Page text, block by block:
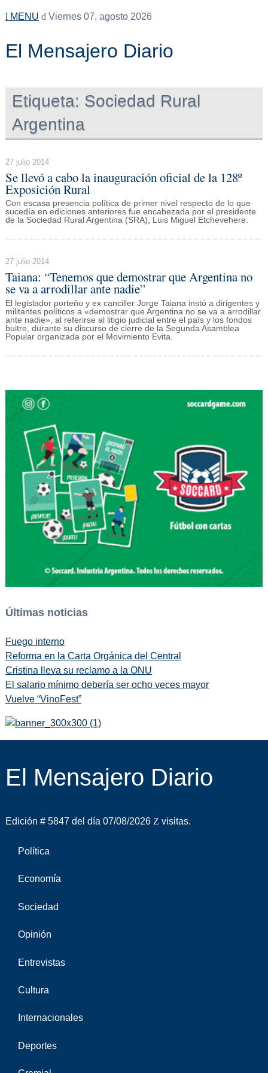
MENU Viernes 07, agosto 2026
El Mensajero Diario
Etiqueta: Sociedad Rural
Argentina
27 julio 2014
Se llevó a cabo la inauguración oficial de la 128º
Exposición Rural
Con escasa presencia política de primer nivel respecto de lo que
sucedía en ediciones anteriores fue encabezada por el presidente
de la Sociedad Rural Argentina (SRA), Luis Miguel Etchevehere.
27 julio 2014
Taiana: “Tenemos que demostrar que Argentina no
se va a arrodillar ante nadie”
El legislador porteño y ex canciller Jorge Taiana instó a dirigentes y
militantes políticos a «demostrar que Argentina no se va a arrodillar
ante nadie», al referirse al litigio judicial entre el país y los fondos
buitre, durante su discurso de cierre de la Segunda Asamblea
Popular organizada por el Movimiento Evita.
Últimas noticias
Fuego interno
Reforma en la Carta Orgánica del Central
Cristina lleva su reclamo a la ONU
El salario mínimo debería ser ocho veces mayor
Vuelve “VinoFest”
El Mensajero Diario
Edición # 5847 del día 07/08/2026 visitas.
Política
Economía
Sociedad
Opinión
Entrevistas
Cultura
Internacionales
Deportes